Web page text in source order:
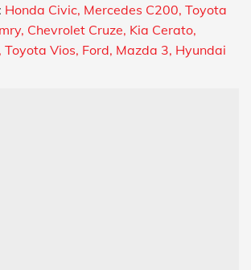
Honda Civic, Mercedes C200, Toyota
Chevrolet Cruze, Kia Cerato,
Vios, Ford, Mazda 3, Hyundai